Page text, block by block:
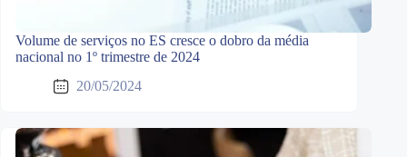
Volume de serviços no ES cresce o dobro da média
nacional no 1º trimestre de 2024
20/05/2024